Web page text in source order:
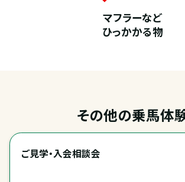
マフラーなど
ひっかかる物
その他の乗馬体
ご見学・入会相談会